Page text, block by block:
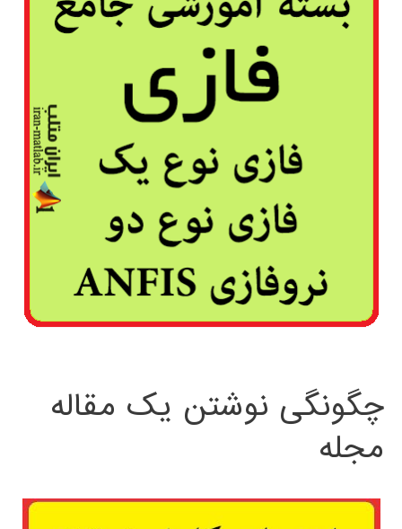
چگونگی نوشتن یک مقاله
مجله